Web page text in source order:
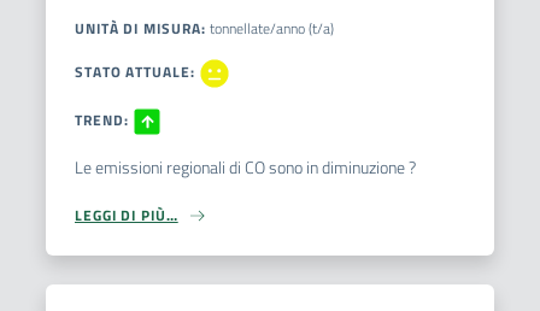
UNITÀ DI MISURA: tonnellate/anno (t/a)
STATO ATTUALE:
TREND:
Le emissioni regionali di CO sono in diminuzione ?
LEGGI DI PIÙ…